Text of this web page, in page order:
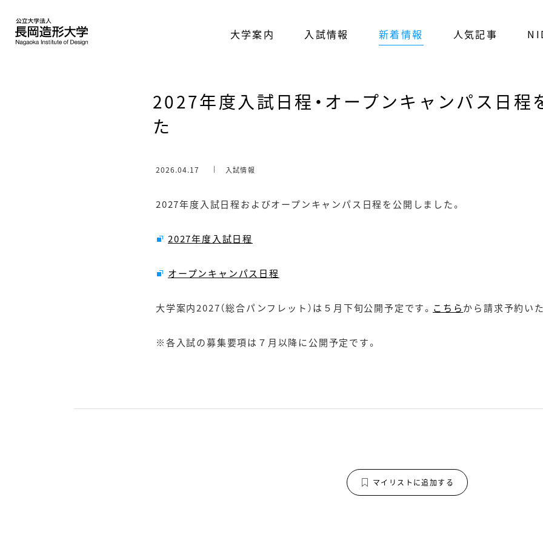
大学案内 入試情報 新着情報 人気記事
2027年度入試日程・オープンキャンパス日程
た
2026.04.17 入試情報
2027年度入試日程およびオープンキャンパス日程を公開しました。
2027年度入試日程
オープンキャンパス日程
大学案内2027（総合パンフレット）は５月下旬公開予定です。 こちらから請求予約い
※各入試の募集要項は７月以降に公開予定です。
マイリストに追加する